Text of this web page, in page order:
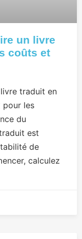
un livre
coûts et
traduit en
pour les
du
est
de
calculez